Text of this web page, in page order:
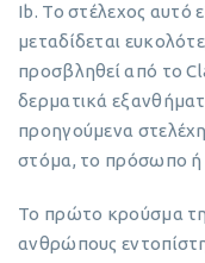
Ib. Το στέλεχος αυτό
μεταδίδεται
προσβληθεί από το
δερματικά
προηγούμενα
στόμα, το πρόσωπο ή
Το πρώτο κρούσμα
ανθρώπους